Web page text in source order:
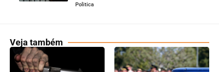
Politica
Veja também